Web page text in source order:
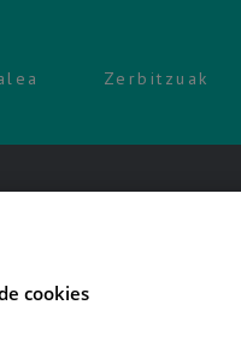
Zerbitzuak
cookies